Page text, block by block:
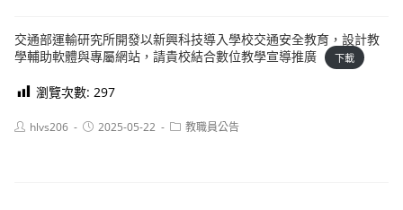
交通部運輸研究所開發以新興科技導入學校交通安全教育，設計教
學輔助軟體與專屬網站，請貴校結合數位教學宣導推廣
下載
瀏覽次數: 297
Posthlvs206
Post2025-05-22
Post教職員公告